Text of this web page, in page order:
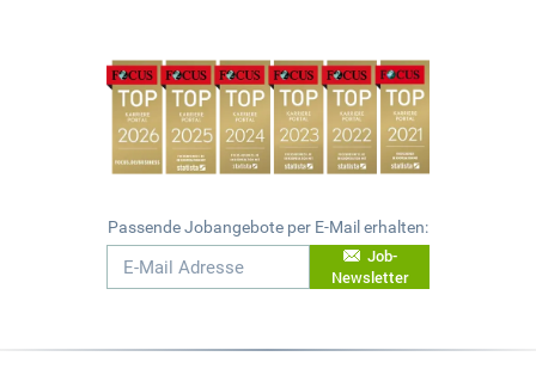
Passende Jobangebote per E-Mail erhalten:
Job-
Newsletter